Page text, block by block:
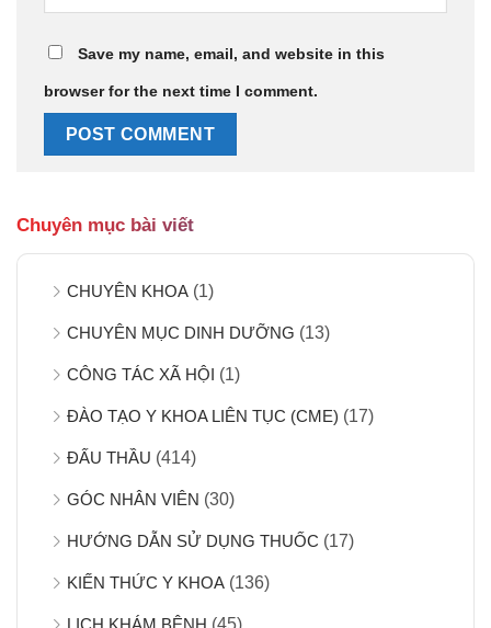
Save my name, email, and website in this
browser for the next time I comment.
Chuyên mục bài viết
CHUYÊN KHOA (1)
CHUYÊN MỤC DINH DƯỠNG (13)
CÔNG TÁC XÃ HỘI (1)
ĐÀO TẠO Y KHOA LIÊN TỤC (CME) (17)
ĐẤU THẦU (414)
GÓC NHÂN VIÊN (30)
HƯỚNG DẪN SỬ DỤNG THUỐC (17)
KIẾN THỨC Y KHOA (136)